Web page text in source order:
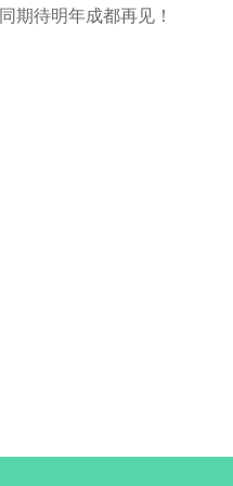
期待明年成都再见！